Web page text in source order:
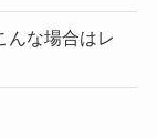
んな場合はレ